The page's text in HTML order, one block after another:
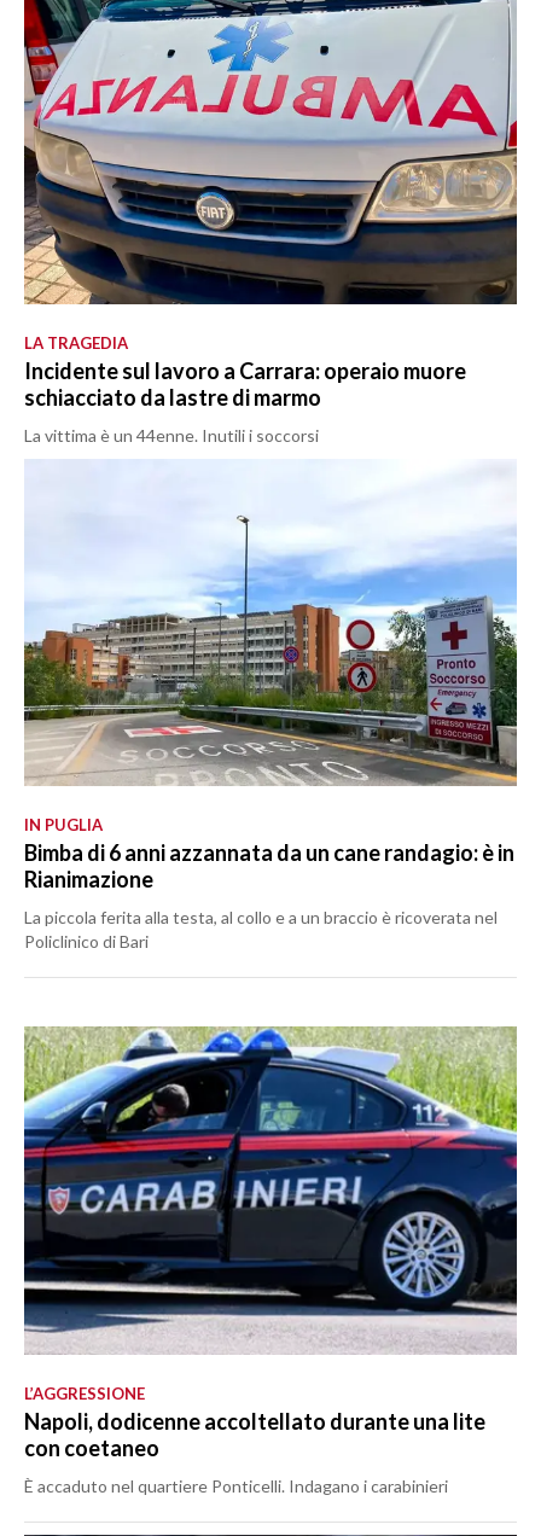
LA TRAGEDIA
Incidente sul lavoro a Carrara: operaio muore
schiacciato da lastre di marmo
La vittima è un 44enne. Inutili i soccorsi
IN PUGLIA
Bimba di 6 anni azzannata da un cane randagio: è in
Rianimazione
La piccola ferita alla testa, al collo e a un braccio è ricoverata nel
Policlinico di Bari
L’AGGRESSIONE
Napoli, dodicenne accoltellato durante una lite
con coetaneo
È accaduto nel quartiere Ponticelli. Indagano i carabinieri